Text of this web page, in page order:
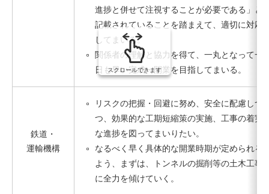
進捗と併せて注視することが必要である」と
記載されていることを踏まえて、適切に対応
してまいる。
関係者の理解と協力を得て、一丸となって一
日も早い完成・開業を目指してまいる。
鉄道・
運輸機構
リスクの把握・回避に努め、安全に配慮しつ
つ、効果的な工期短縮策の実施、工事の着実
な進捗を図ってまいりたい。
なるべく早く具体的な開業時期が定められる
よう、まずは、トンネルの掘削等の土木工事
に全力を傾けていく。
スクロールできます